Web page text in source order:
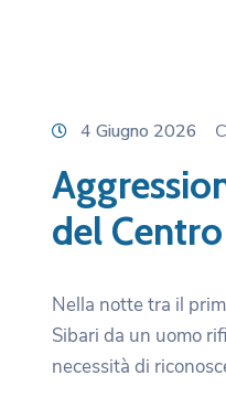
4 Giugno 2026
del
Nella notte tra il
Sibari da un uomo
necessità di